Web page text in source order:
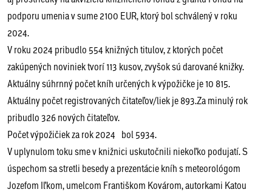
podporu umenia v sume 2100 EUR, ktorý bol schválený v roku
2024.
V roku 2024 pribudlo 554 knižných titulov, z ktorých počet
zakúpených noviniek tvorí 113 kusov, zvyšok sú darované knižky.
Aktuálny súhrnný počet kníh určených k výpožičke je 10 815.
Aktuálny počet registrovaných čitateľov/liek je 893.Za minulý rok
pribudlo 326 nových čitateľov.
Počet výpožičiek za rok 2024 bol 5934.
V uplynulom toku sme v knižnici uskutočnili niekoľko podujatí. S
úspechom sa stretli besedy a prezentácie kníh s meteorológom
Jozefom Iľkom, umelcom Františkom Kovárom, autorkami Katou